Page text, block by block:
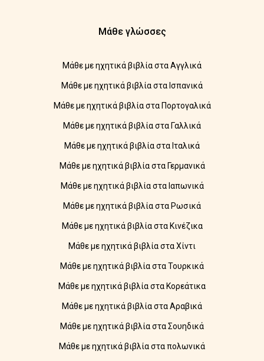
Μάθε γλώσσες
Μάθε με ηχητικά βιβλία στα Αγγλικά
Μάθε με ηχητικά βιβλία στα Ισπανικά
Μάθε με ηχητικά βιβλία στα Πορτογαλικά
Μάθε με ηχητικά βιβλία στα Γαλλικά
Μάθε με ηχητικά βιβλία στα Ιταλικά
Μάθε με ηχητικά βιβλία στα Γερμανικά
Μάθε με ηχητικά βιβλία στα Ιαπωνικά
Μάθε με ηχητικά βιβλία στα Ρωσικά
Μάθε με ηχητικά βιβλία στα Κινέζικα
Μάθε με ηχητικά βιβλία στα Χίντι
Μάθε με ηχητικά βιβλία στα Τουρκικά
Μάθε με ηχητικά βιβλία στα Κορεάτικα
Μάθε με ηχητικά βιβλία στα Αραβικά
Μάθε με ηχητικά βιβλία στα Σουηδικά
Μάθε με ηχητικά βιβλία στα πολωνικά